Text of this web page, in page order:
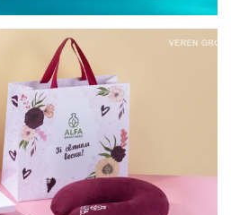
ДО 8 БЕРЕЗНЯ